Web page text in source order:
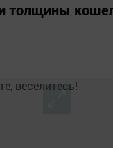
и толщины